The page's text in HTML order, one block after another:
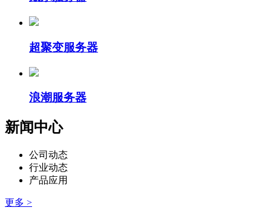
超聚变服务器
浪潮服务器
新闻中心
公司动态
行业动态
产品应用
更多 >